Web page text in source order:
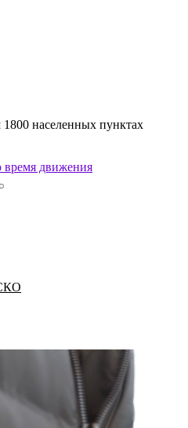
населенных пунктах
время движения